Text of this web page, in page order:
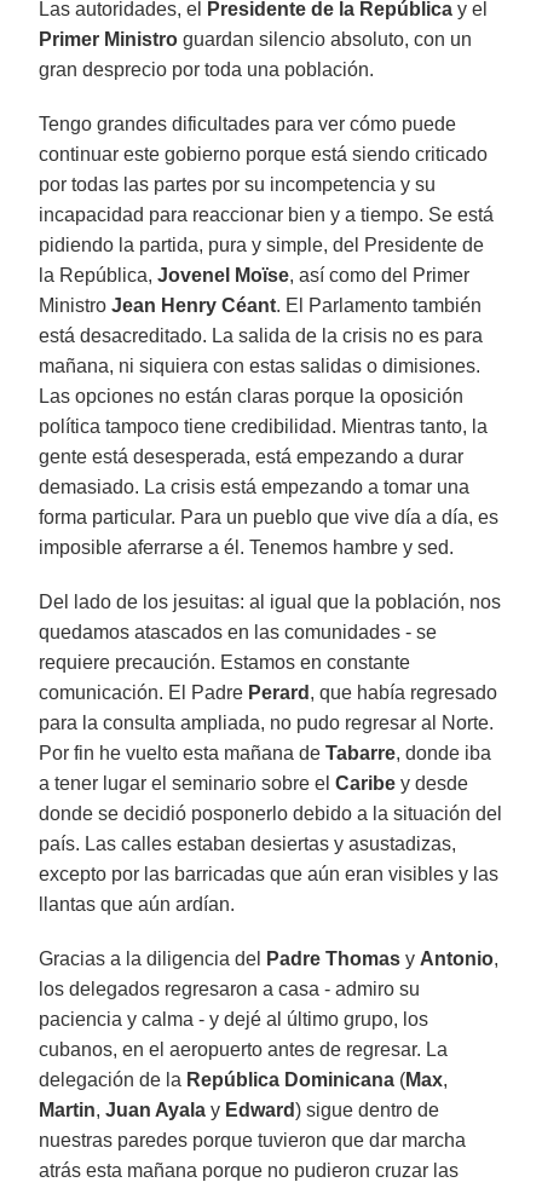
Las autoridades, el Presidente de la República y el
Primer Ministro guardan silencio absoluto, con un
gran desprecio por toda una población.
Tengo grandes dificultades para ver cómo puede
continuar este gobierno porque está siendo criticado
por todas las partes por su incompetencia y su
incapacidad para reaccionar bien y a tiempo. Se está
pidiendo la partida, pura y simple, del Presidente de
la República,Jovenel Moïse, así como del Primer
MinistroJean Henry Céant. El Parlamento también
está desacreditado. La salida de la crisis no es para
mañana, ni siquiera con estas salidas o dimisiones.
Las opciones no están claras porque la oposición
política tampoco tiene credibilidad. Mientras tanto, la
gente está desesperada, está empezando a durar
demasiado. La crisis está empezando a tomar una
forma particular. Para un pueblo que vive día a día, es
imposible aferrarse a él. Tenemos hambre y sed.
Del lado de los jesuitas: al igual que la población, nos
quedamos atascados en las comunidades - se
requiere precaución. Estamos en constante
comunicación. El Padre Perard , que había regresado
para la consulta ampliada, no pudo regresar al Norte.
Por fin he vuelto esta mañana deTabarre, donde iba
a tener lugar el seminario sobre elCaribe y desde
donde se decidió posponerlo debido a la situación del
país. Las calles estaban desiertas y asustadizas,
excepto por las barricadas que aún eran visibles y las
llantas que aún ardían.
Gracias a la diligencia del Padre Thomas y Antonio,
los delegados regresaron a casa - admiro su
paciencia y calma - y dejé al último grupo, los
cubanos, en el aeropuerto antes de regresar. La
delegación de la República Dominicana (Max,
Martin,Juan Ayala y Edward) sigue dentro de
nuestras paredes porque tuvieron que dar marcha
atrás esta mañana porque no pudieron cruzar las